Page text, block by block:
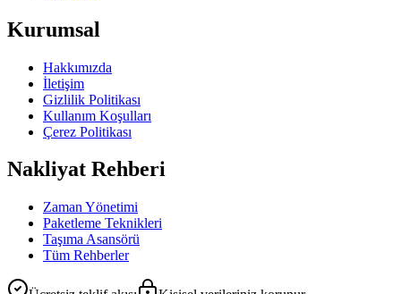
Kurumsal
Hakkımızda
İletişim
Gizlilik Politikası
Kullanım Koşulları
Çerez Politikası
Nakliyat Rehberi
Zaman Yönetimi
Paketleme Teknikleri
Taşıma Asansörü
Tüm Rehberler